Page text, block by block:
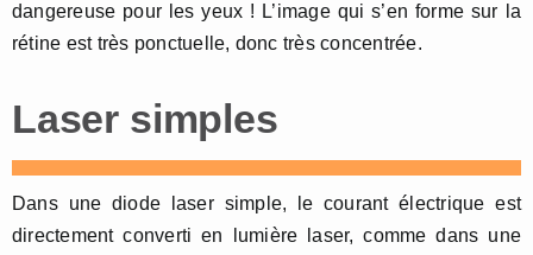
dangereuse pour les yeux ! L’image qui s’en forme sur la
rétine est très ponctuelle, donc très concentrée.
Laser simples
Dans une diode laser simple, le courant électrique est
directement converti en lumière laser, comme dans une